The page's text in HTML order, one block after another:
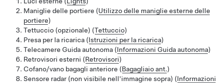
Maniglie delle portiere (Utilizzo delle maniglie esterne delle
portiere)
Tettuccio (opzionale) (Tettuccio)
Presa per la ricarica (Istruzioni per la ricarica)
Telecamere Guida autonoma (Informazioni Guida autonoma)
Retrovisori esterni (Retrovisori)
Cofano/vano bagagli anteriore (Bagagliaio ant.)
Sensore radar (non visibile nell'immagine sopra) (Informazioni